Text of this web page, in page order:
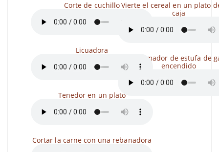
Corte de cuchillo
Licuadora
Tenedor en un plato
Cortar la carne con una rebanadora
Vierte el cereal en un plato
caja
Quemador de estufa de
encendido